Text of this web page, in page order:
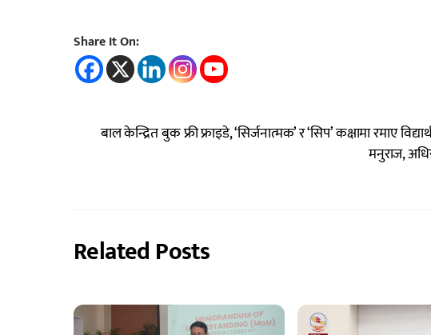
Share It On:
बाल केन्द्रित बुक फ्री फ्राइडे, ‘सिर्जनात्मक’ र ‘सिप’ कक्षामा रमाए
मनुराज,
Related Posts